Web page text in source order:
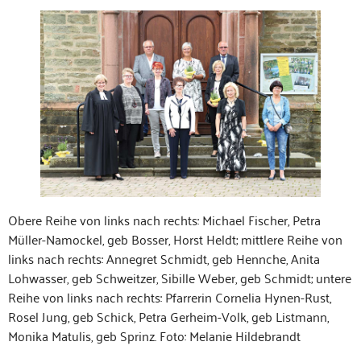
Obere Rei­he von links nach rechts: Michael Fis­ch­er, Petra
Müller-Namock­el, geb Boss­er, Horst Heldt; mit­tlere Rei­he von
links nach rechts: Annegret Schmidt, geb Hen­nche, Ani­ta
Lohwass­er, geb Schweitzer, Sibille Weber, geb Schmidt; untere
Rei­he von links nach rechts: Pfar­rerin Cor­nelia Hynen-Rust,
Rosel Jung, geb Schick, Petra Ger­heim-Volk, geb List­mann,
Moni­ka Mat­ulis, geb Sprinz. Foto: Melanie Hildebrandt